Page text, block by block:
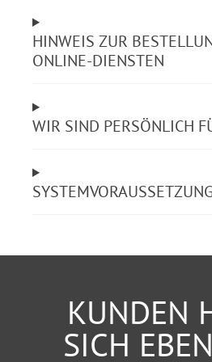
HINWEIS ZUR
ONLINE-DIENSTEN
WIR SIND PERSÖNLICH
KUNDEN
SICH